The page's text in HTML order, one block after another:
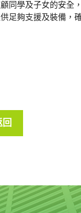
同學及子女的安全
足夠支援及裝備，
回